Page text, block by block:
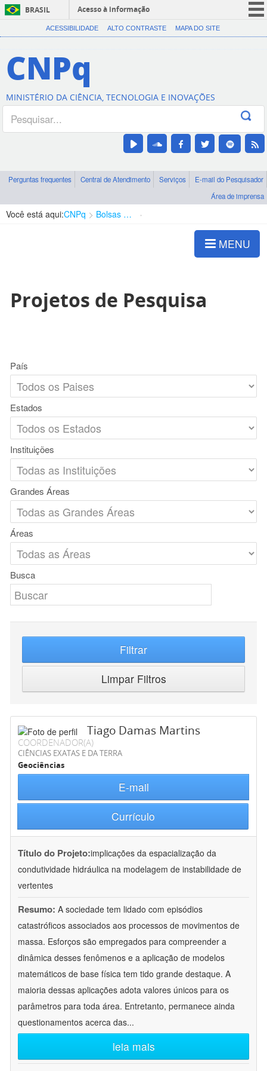
BRASIL
Acesso à informação
CORONAVÍRUS (COVID-19)
Canais
ACESSIBILIDADE ALTO CONTRASTE MAPA DO SITE
CNPq
MINISTÉRIO DA CIÊNCIA, TECNOLOGIA E INOVAÇÕES
Perguntas frequentes Central de Atendimento Serviços
E-mail do Pesquisador
Área de imprensa
Você está aqui:CNPq Bolsas e Auxílios Vigentes
MENU
Projetos de Pesquisa
País
Estados
Instituições
Grandes Áreas
Áreas
Busca
Filtrar
Limpar Filtros
Tiago Damas Martins
COORDENADOR(A)
CIÊNCIAS EXATAS E DA TERRA
Geociências
E-mail
Currículo
Título do Projeto:implicações da espacialização da
condutividade hidráulica na modelagem de instabilidade de
vertentes
Resumo: A sociedade tem lidado com episódios
catastróficos associados aos processos de movimentos de
massa. Esforços são empregados para compreender a
dinâmica desses fenômenos e a aplicação de modelos
matemáticos de base física tem tido grande destaque. A
maioria dessas aplicações adota valores únicos para os
parâmetros para toda área. Entretanto, permanece ainda
questionamentos acerca das...
leia mais